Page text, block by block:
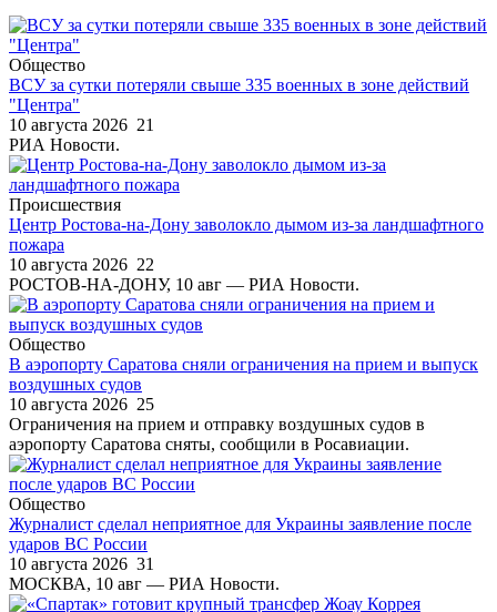
Общество
ВСУ за сутки потеряли свыше 335 военных в зоне действий
"Центра"
10 августа 2026 21
РИА Новости.
Происшествия
Центр Ростова-на-Дону заволокло дымом из-за ландшафтного
пожара
10 августа 2026 22
РОСТОВ-НА-ДОНУ, 10 авг — РИА Новости.
Общество
В аэропорту Саратова сняли ограничения на прием и выпуск
воздушных судов
10 августа 2026 25
Ограничения на прием и отправку воздушных судов в
аэропорту Саратова сняты, сообщили в Росавиации.
Общество
Журналист сделал неприятное для Украины заявление после
ударов ВС России
10 августа 2026 31
МОСКВА, 10 авг — РИА Новости.